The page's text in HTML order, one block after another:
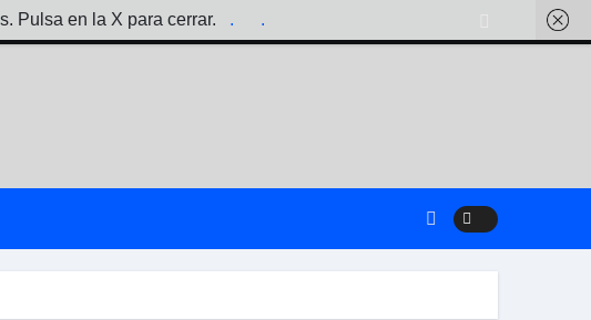
Pulsa en la X para cerrar. . .